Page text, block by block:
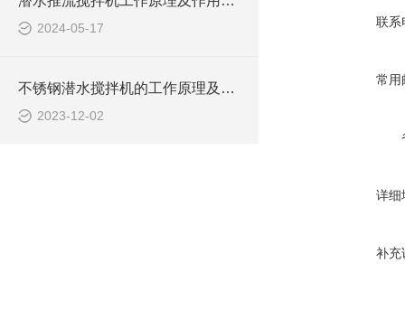
2024-05-17
不锈钢潜水搅拌机的工作原理及作用特点、CAD安装系统结构图
2023-12-02
联系
常用
详细
补充